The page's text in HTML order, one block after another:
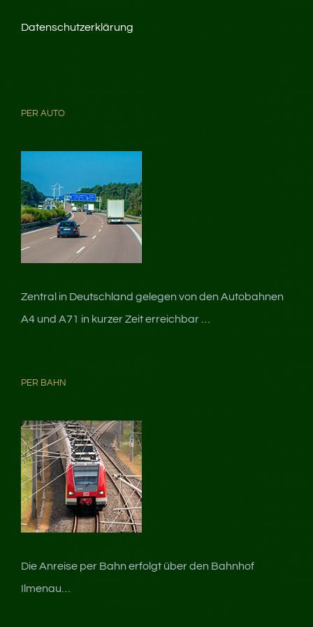
Datenschutzerklärung
PER AUTO
Zentral in Deutschland gelegen von den Autobahnen
A4 und A71 in kurzer Zeit erreichbar …
PER BAHN
Die Anreise per Bahn erfolgt über den Bahnhof
Ilmenau…